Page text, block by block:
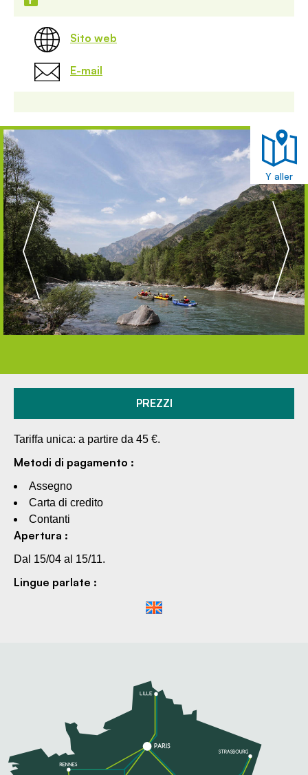
Sito web
E-mail
Y aller
PREZZI
Tariffa unica: a partire da 45 €.
Metodi di pagamento :
Assegno
Carta di credito
Contanti
Apertura :
Dal 15/04 al 15/11.
Lingue parlate :